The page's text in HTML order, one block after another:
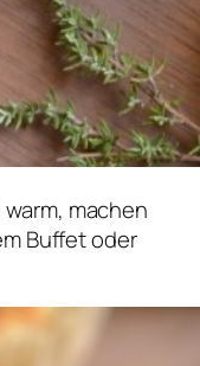
machen
Buffet oder